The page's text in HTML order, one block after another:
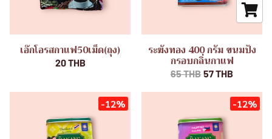
เอ๊กโอรสกาแฟ50เม็ด(ถุง)
20 THB
ระฆังทอง 400 กรัม ขนมปัง
กรอบกลิ่นกาแฟ
65 THB 57 THB
-12% -12%